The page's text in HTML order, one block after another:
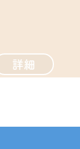
詳細